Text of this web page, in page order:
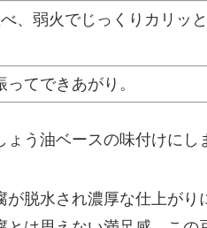
、弱火でじっくりカリッ
てできあがり。
う油ベースの味付けにし
脱水され濃厚な仕上がり